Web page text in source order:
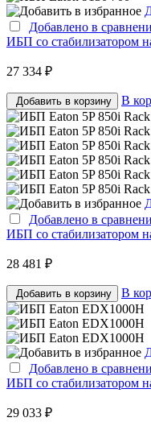
Добавлено в
ИБП со стабилизатором
27 334 ₽
Добавить в корзину В
Добавлено в
ИБП со стабилизатором
28 481 ₽
Добавить в корзину В
Добавлено в
ИБП со стабилизатором
29 033 ₽